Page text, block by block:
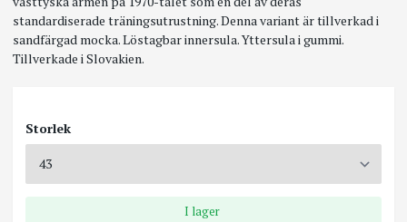
standardiserade träningsutrustning. Denna variant är tillverkad i
sandfärgad mocka. Löstagbar innersula. Yttersula i gummi.
Tillverkade i Slovakien.
Storlek
I lager